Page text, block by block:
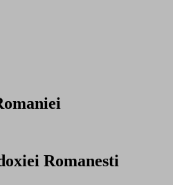
Romanesti